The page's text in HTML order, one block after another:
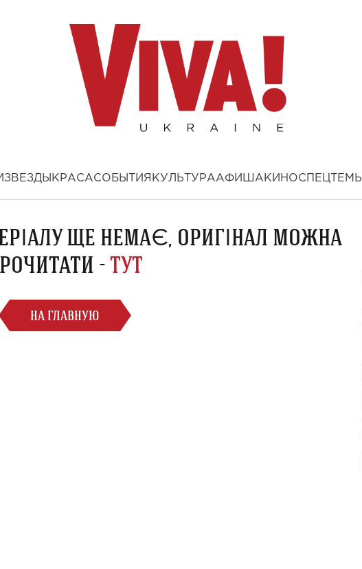
ЗВЕЗДЫ КРАСАСОБЫТИЯ КУЛЬТУРААФИША КИНОСПЕЦТЕМЫ
ЩЕ НЕМАЄ, ОРИГІНАЛ МОЖНА
-ТУТ
НА ГЛАВНУЮ